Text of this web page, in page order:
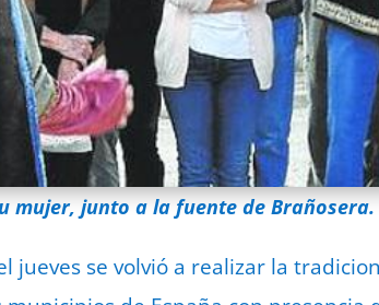
mujer, junto a la fuente de Brañosera.
se volvió a realizar la